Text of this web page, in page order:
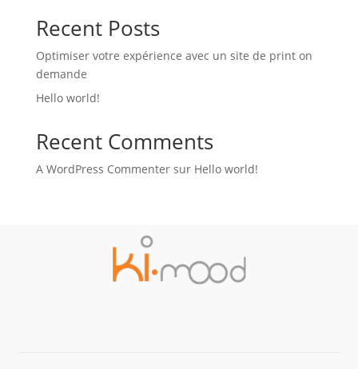
Recent Posts
Optimiser votre expérience avec un site de print on
demande
Hello world!
Recent Comments
A WordPress Commentersur Hello world!